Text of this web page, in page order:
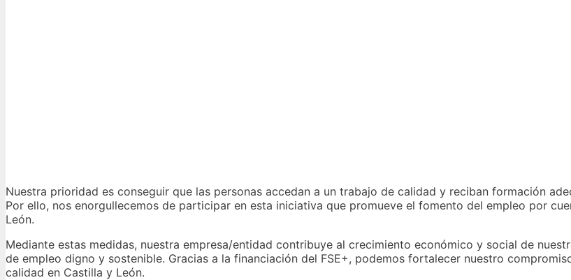
Nuestra prioridad es conseguir que las personas accedan a un trabajo de calidad y reciban formación
Por ello, nos enorgullecemos de participar en esta iniciativa que promueve el fomento del empleo por
León.
Mediante estas medidas, nuestra empresa/entidad contribuye al crecimiento económico y social de
de empleo digno y sostenible. Gracias a la financiación del FSE+, podemos fortalecer nuestro
calidad en Castilla y León.